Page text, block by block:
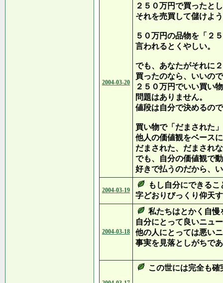
2004-03-20
２５０万円で買ったと
それを売買して儲けよ
５０万円の品物を「２
言われるとくやしい。
でも、あなたがそれに
買ったのなら、いいの
２５０万円でいい買い
問題はありません。
値段は自分で決めるの
買い物で「だまされた
他人の価値観をベース
だまされた、だまされ
でも、自分の価値観で
好きで払うのだから、
2004-03-19
もし自分にできる
字どおりびっくり仰天
2004-03-18
私たちはとかく自慢
自分にとって良いニュ
他の人にとっては悪い
事実を見落としがちで
この世には完全も確